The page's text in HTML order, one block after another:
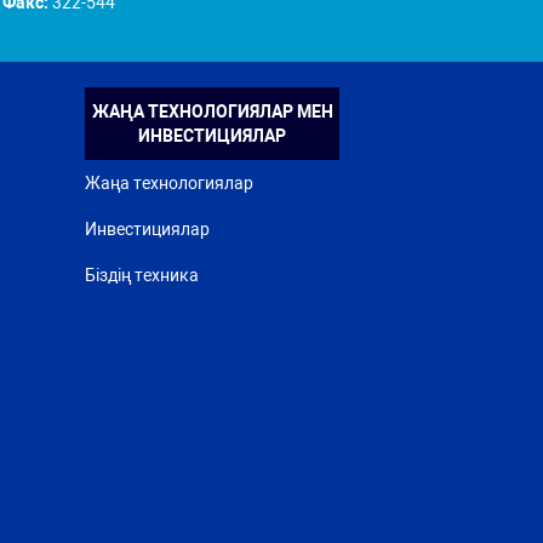
ЖАҢА ТЕХНОЛОГИЯЛАР МЕН
ИНВЕСТИЦИЯЛАР
Жаңа технологиялар
Инвестициялар
Біздің техника